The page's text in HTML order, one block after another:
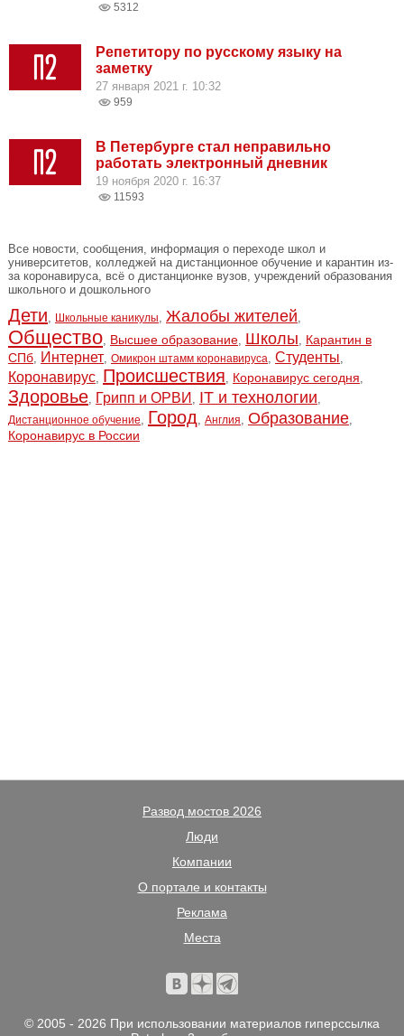
5312
Репетитору по русскому языку на
заметку
27 января 2021 г. 10:32
959
В Петербурге стал неправильно
работать электронный дневник
19 ноября 2020 г. 16:37
11593
Все новости, сообщения, информация о переходе школ и
университетов, колледжей на дистанционное обучение и карантин из-
за коронавируса, всё о дистанционке вузов, учреждений образования
школьного и дошкольного
Дети, Школьные каникулы, Жалобы жителей,
Общество, Высшее образование, Школы, Карантин в
СПб, Интернет, Омикрон штамм коронавируса, Студенты,
Коронавирус, Происшествия, Коронавирус сегодня,
Здоровье, Грипп и ОРВИ , IT и технологии,
Дистанционное обучение, Город, Англия, Образование,
Коронавирус в России
Развод мостов 2026
Люди
Компании
О портале и контакты
Реклама
Места
© 2005 - 2026 При использовании материалов гиперссылка